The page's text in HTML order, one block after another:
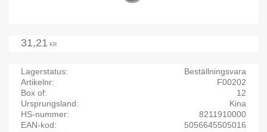
31,21 KR
Lagerstatus
Beställningsvara
Artikelnr
F00202
Box of
12
Ursprungsland
Kina
HS-nummer
8211910000
EAN-kod
5056645505016